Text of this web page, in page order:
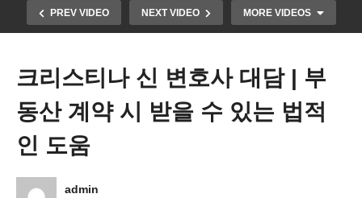
PREV VIDEO NEXT VIDEO MORE VIDEOS
크리스티나 신 변호사 대담 | 부
동산 계약 시 받을 수 있는 법적
인 도움
admin